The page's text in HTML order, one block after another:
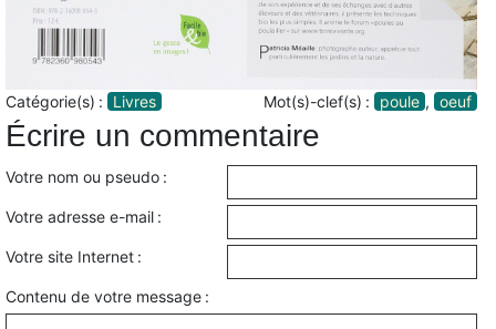
Catégorie(s) : Livres Mot(s)-clef(s) : poule , oeuf
Écrire un commentaire
Votre nom ou pseudo :
Votre adresse e-mail :
Votre site Internet :
Contenu de votre message :